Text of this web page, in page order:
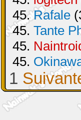
45.Rafale
45. Tante
45.
45.
1